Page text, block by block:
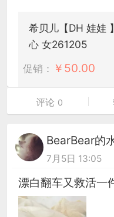
希贝儿【DH 娃娃
心 女261205
促销： ￥ 50.00
评论 0
BearBear的
7月5日 13:05
漂白翻车又救活一